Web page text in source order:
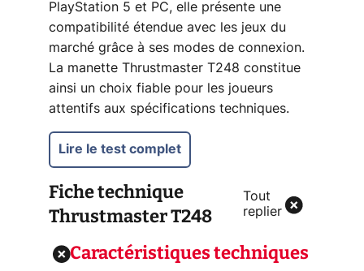
PlayStation 5 et PC, elle présente une
compatibilité étendue avec les jeux du
marché grâce à ses modes de connexion.
La manette Thrustmaster T248 constitue
ainsi un choix fiable pour les joueurs
attentifs aux spécifications techniques.
Lire le test complet
Fiche technique
Thrustmaster T248
Tout
replier
Caractéristiques techniques